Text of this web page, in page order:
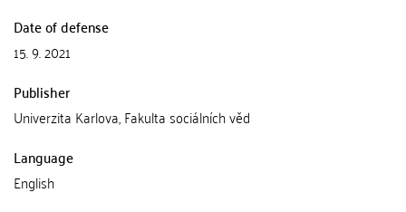
Date of defense
15. 9. 2021
Publisher
Univerzita Karlova, Fakulta sociálních věd
Language
English